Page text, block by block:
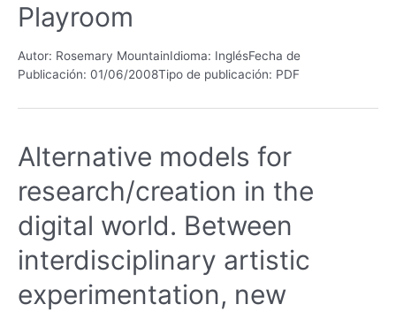
Playroom
Autor: Rosemary MountainIdioma: InglésFecha de
Publicación: 01/06/2008Tipo de publicación: PDF
Alternative models for
research/creation in the
digital world. Between
interdisciplinary artistic
experimentation, new